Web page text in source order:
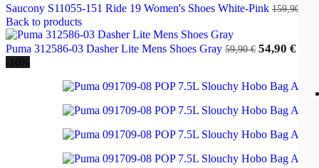
Saucony S11055-151 Ride 19 Women's Shoes White-Pink 159,90
Back to products
Puma 312586-03 Dasher Lite Mens Shoes Gray 59,90€ 54,90 €
-10%